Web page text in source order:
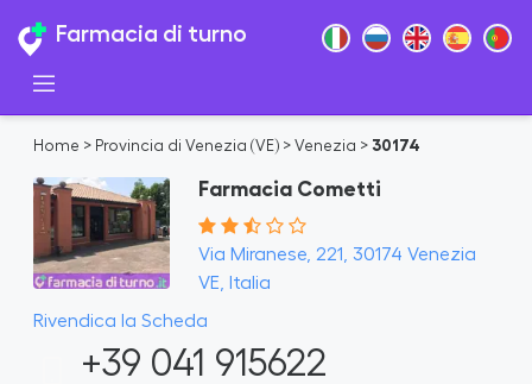
Farmacia di turno
Home > Provincia di Venezia (VE) > Venezia > 30174
Farmacia Cometti
Via Miranese, 221, 30174 Venezia
VE, Italia
Rivendica la Scheda
+39 041 915622